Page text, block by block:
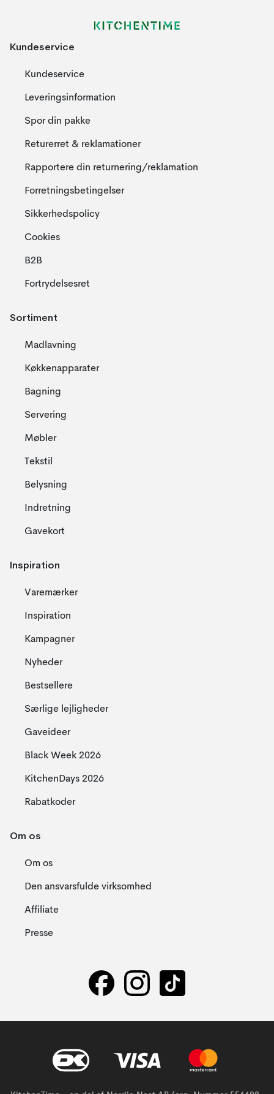
Kundeservice
Kundeservice
Leveringsinformation
Spor din pakke
Returerret & reklamationer
Rapportere din returnering/reklamation
Forretningsbetingelser
Sikkerhedspolicy
Cookies
B2B
Fortrydelsesret
Sortiment
Madlavning
Køkkenapparater
Bagning
Servering
Møbler
Tekstil
Belysning
Indretning
Gavekort
Inspiration
Varemærker
Inspiration
Kampagner
Nyheder
Bestsellere
Særlige lejligheder
Gaveideer
Black Week 2026
KitchenDays 2026
Rabatkoder
Om os
Om os
Den ansvarsfulde virksomhed
Affiliate
Presse